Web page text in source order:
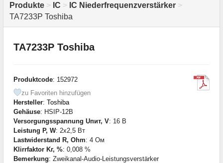
Produkte > IC > IC Niederfrequenzverstärker >
TA7233P Toshiba
TA7233P Toshiba
Produktcode: 152972
zu Favoriten hinzufügen
Hersteller: Toshiba
Gehäuse: HSIP-12B
Versorgungsspannung Uпит, V: 16 В
Leistung P, W: 2x2,5 Вт
Lastwiderstand R, Ohm: 4 Ом
Klirrfaktor Kг, %: 0,008 %
Bemerkung: Zweikanal-Audio-Leistungsverstärker